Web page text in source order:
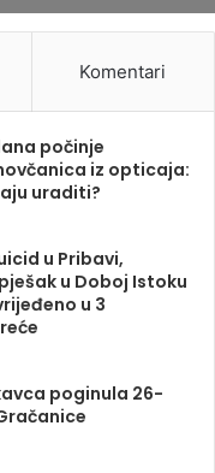
Komentari
počinje
iz opticaja:
uraditi?
u Pribavi,
u Doboj Istoku
u 3
poginula 26-